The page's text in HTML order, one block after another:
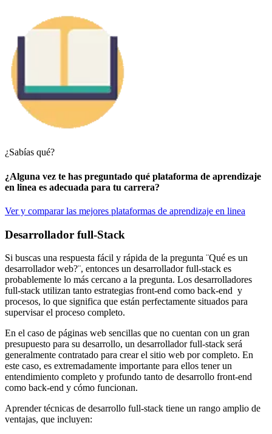
¿Sabías qué?
¿Alguna vez te has preguntado qué plataforma de aprendizaje
en linea es adecuada para tu carrera?
Ver y comparar las mejores plataformas de aprendizaje en linea
Desarrollador full-Stack
Si buscas una respuesta fácil y rápida de la pregunta ¨Qué es un
desarrollador web?¨, entonces un desarrollador full-stack es
probablemente lo más cercano a la pregunta. Los desarrolladores
full-stack utilizan tanto estrategias front-end como back-end y
procesos, lo que significa que están perfectamente situados para
supervisar el proceso completo.
En el caso de páginas web sencillas que no cuentan con un gran
presupuesto para su desarrollo, un desarrollador full-stack será
generalmente contratado para crear el sitio web por completo. En
este caso, es extremadamente importante para ellos tener un
entendimiento completo y profundo tanto de desarrollo front-end
como back-end y cómo funcionan.
Aprender técnicas de desarrollo full-stack tiene un rango amplio de
ventajas, que incluyen: